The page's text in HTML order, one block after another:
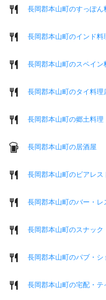
長岡郡本山町のすっぽん
長岡郡本山町のインド料
長岡郡本山町のスペイン
長岡郡本山町のタイ料理
長岡郡本山町の郷土料理
長岡郡本山町の居酒屋
長岡郡本山町のビアレス
長岡郡本山町のバー・レ
長岡郡本山町のスナック
長岡郡本山町のパブ・シ
長岡郡本山町の宅配・テ